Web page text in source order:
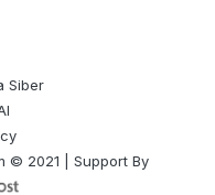
Siber
© 2021 | Support By